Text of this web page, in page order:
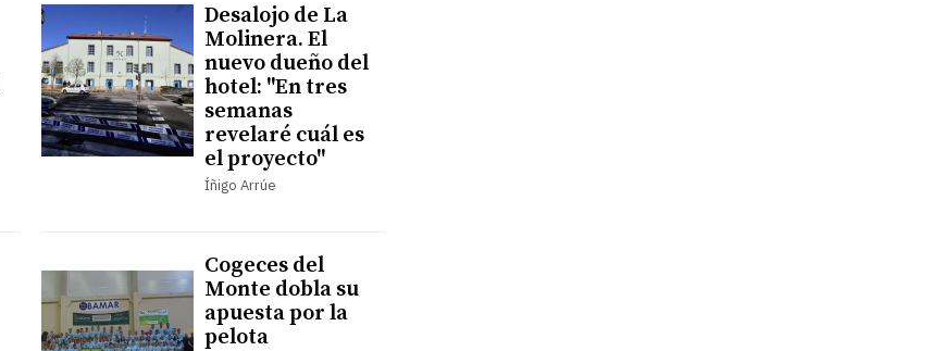
Desalojo de La
Molinera. El
nuevo dueño del
hotel: "En tres
semanas
revelaré cuál es
el proyecto"
Íñigo Arrúe
Cogeces del
Monte dobla su
apuesta por la
pelota